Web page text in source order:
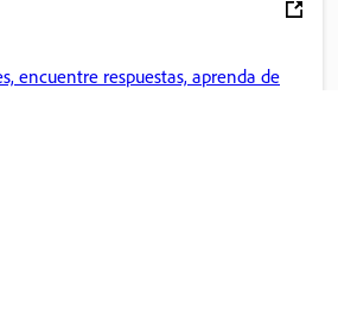
encuentre respuestas, aprenda de